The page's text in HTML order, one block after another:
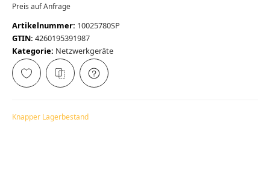
Preis auf Anfrage
Artikelnummer: 10025780SP
GTIN: 4260195391987
Kategorie: Netzwerkgeräte
Knapper Lagerbestand